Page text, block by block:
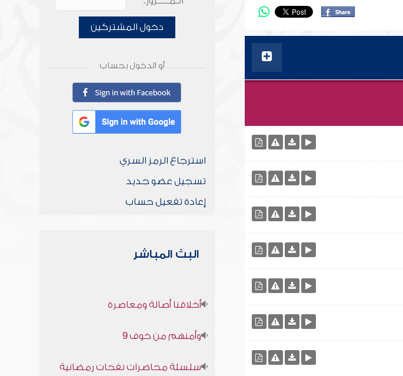
دخول المشتركين
أو الدخول بحساب
استرجاع الرمز السري
تسجيل عضو جديد
إعادة تفعيل حساب
البث المباشر
أخلاقنا أصالة ومعاصرة
وأمنهم من خوف 9
سلسلة محاضرات نفحات رمضانية